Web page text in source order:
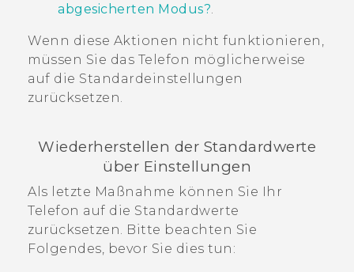
abgesicherten Modus?
Wenn diese Aktionen nicht funktionieren,
müssen Sie das Telefon möglicherweise
auf die Standardeinstellungen
zurücksetzen.
Wiederherstellen der Standardwerte
über Einstellungen
Als letzte Maßnahme können Sie Ihr
Telefon auf die Standardwerte
zurücksetzen. Bitte beachten Sie
Folgendes, bevor Sie dies tun: